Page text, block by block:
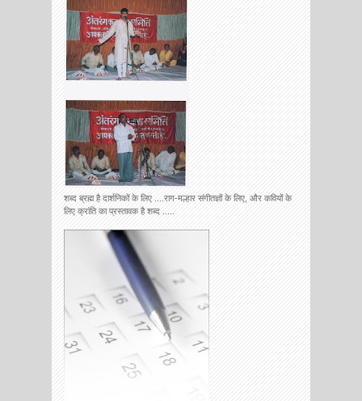
शब्द ब्रह्म है दार्शनिकों के लिए ....राग-मल्हार संगीतज्ञों के लिए, और कवियों के
लिए क्रांति का प्रस्तावक है शब्द .....